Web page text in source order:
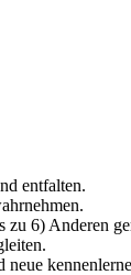
entfalten.
zu 6) Anderen